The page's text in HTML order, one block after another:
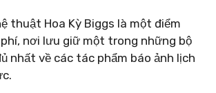
thuật Hoa Kỳ Biggs là một điểm
nơi lưu giữ một trong những bộ
nhất về các tác phẩm báo ảnh lịch